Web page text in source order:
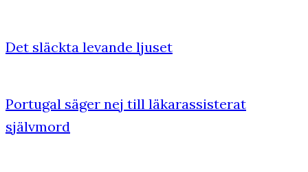
Det släckta levande ljuset
Portugal säger nej till läkarassisterat
självmord